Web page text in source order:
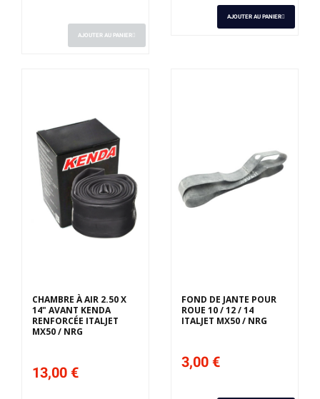
AJOUTER AU PANIER
AJOUTER AU PANIER
CHAMBRE À AIR 2.50 X
14" AVANT KENDA
RENFORCÉE ITALJET
MX50 / NRG
13,00 €
FOND DE JANTE POUR
ROUE 10 / 12 / 14
ITALJET MX50 / NRG
3,00 €